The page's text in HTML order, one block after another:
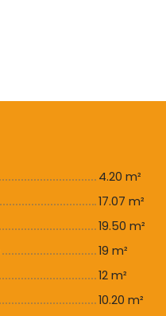
4.20 m²
17.07 m²
19.50 m²
19 m²
12 m²
10.20 m²